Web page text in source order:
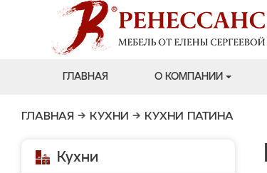
ГЛАВНАЯ О КОМПАНИИ
ГЛАВНАЯ → КУХНИ → КУХНИ ПАТИНА
Кухни